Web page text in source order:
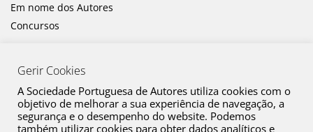
Em nome dos Autores
Concursos
Gerir Cookies
A Sociedade Portuguesa de Autores utiliza cookies com o
objetivo de melhorar a sua experiência de navegação, a
segurança e o desempenho do website. Podemos
também utilizar cookies para obter dados analíticos e